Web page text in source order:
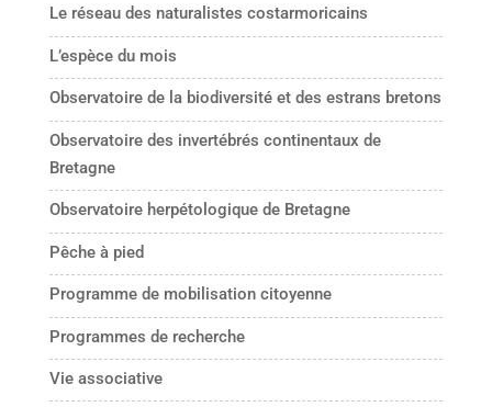
Le réseau des naturalistes costarmoricains
L’espèce du mois
Observatoire de la biodiversité et des estrans bretons
Observatoire des invertébrés continentaux de
Bretagne
Observatoire herpétologique de Bretagne
Pêche à pied
Programme de mobilisation citoyenne
Programmes de recherche
Vie associative